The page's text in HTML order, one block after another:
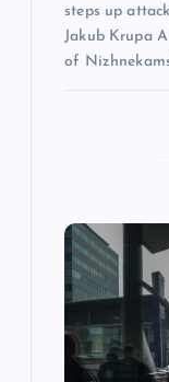
steps up
Jakub Krupa
of